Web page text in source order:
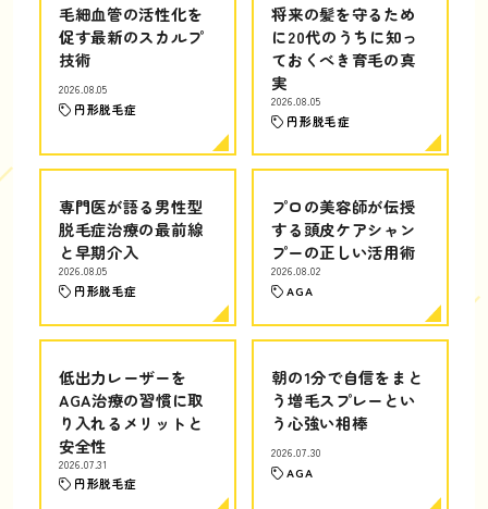
毛細血管の活性化を
促す最新のスカルプ
技術
2026.08.05
円形脱毛症
将来の髪を守るため
に20代のうちに知っ
ておくべき育毛の真
実
2026.08.05
円形脱毛症
専門医が語る男性型
脱毛症治療の最前線
と早期介入
2026.08.05
円形脱毛症
プロの美容師が伝授
する頭皮ケアシャン
プーの正しい活用術
2026.08.02
AGA
低出力レーザーを
AGA治療の習慣に取
り入れるメリットと
安全性
2026.07.31
円形脱毛症
朝の1分で自信をまと
う増毛スプレーとい
う心強い相棒
2026.07.30
AGA